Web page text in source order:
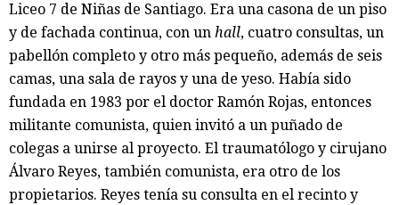
Liceo 7 de Niñas de Santiago. Era una casona de un piso
y de fachada continua, con un hall, cuatro consultas, un
pabellón completo y otro más pequeño, además de seis
camas, una sala de rayos y una de yeso. Había sido
fundada en 1983 por el doctor Ramón Rojas, entonces
militante comunista, quien invitó a un puñado de
colegas a unirse al proyecto. El traumatólogo y cirujano
Álvaro Reyes, también comunista, era otro de los
propietarios. Reyes tenía su consulta en el recinto y